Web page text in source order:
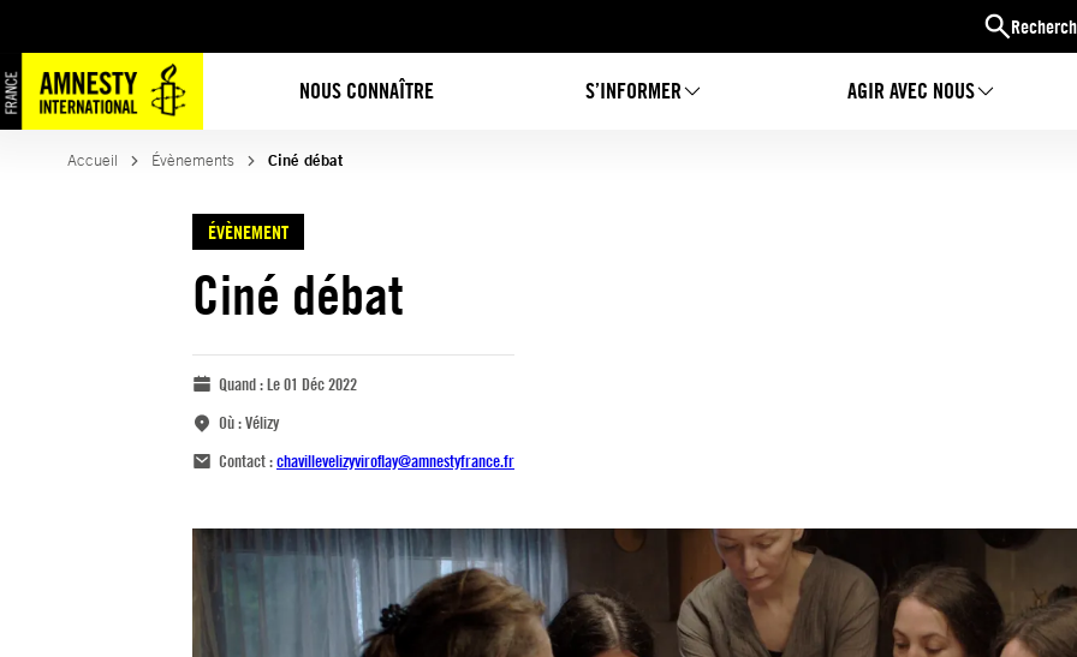
NOUS CONNAÎTRE S’INFORMER AGIR AVEC NOUS
Accueil Évènements Ciné débat
ÉVÈNEMENT
Ciné débat
Quand :Le 01 Déc 2022
Où :Vélizy
Contact :chavillevelizyviroflay@amnestyfrance.fr